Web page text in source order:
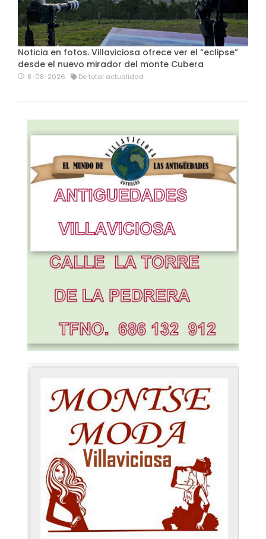
Noticia en fotos. Villaviciosa ofrece ver el “eclipse”
desde el nuevo mirador del monte Cubera
8-08-2026 De total actualidad